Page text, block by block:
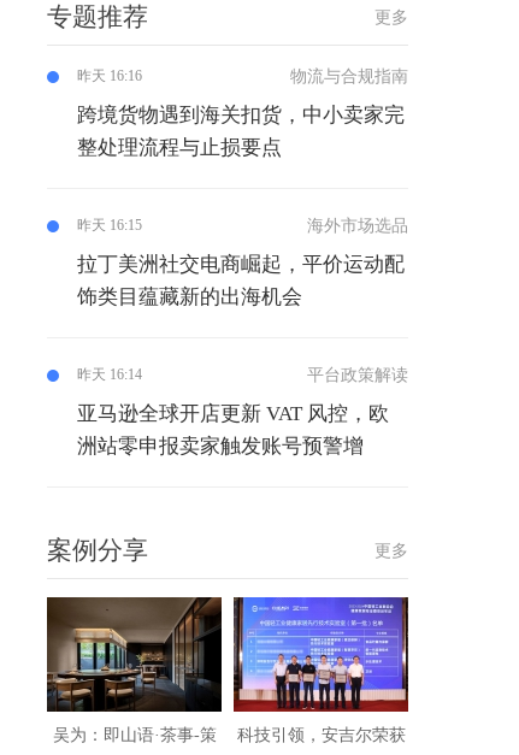
专题推荐 更多
昨天 16:16 物流与合规指南
跨境货物遇到海关扣货，中小卖家完
整处理流程与止损要点
昨天 16:15 海外市场选品
拉丁美洲社交电商崛起，平价运动配
饰类目蕴藏新的出海机会
昨天 16:14 平台政策解读
亚马逊全球开店更新 VAT 风控，欧
洲站零申报卖家触发账号预警增
案例分享 更多
吴为：即山语·茶事-策
科技引领，安吉尔荣获